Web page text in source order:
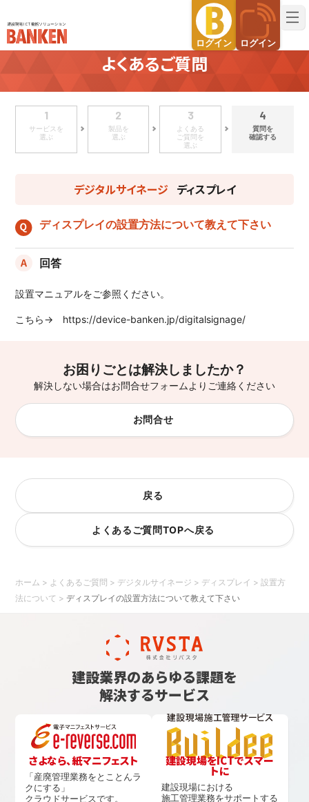
建設現場ICT機器ソリューション BANKEN（バンケン）
ログイン ログイン
よくあるご質問
1
サービスを
選ぶ
2
製品を
選ぶ
3
よくある
ご質問を
選ぶ
4
質問を
確認する
デジタルサイネージ ディスプレイ
ディスプレイの設置方法について教えて下さい
回答
設置マニュアルをご参照ください。
こちら→ https://device-banken.jp/digitalsignage/
お困りごとは解決しましたか？
解決しない場合はお問合せフォームよりご連絡ください
お問合せ
戻る
よくあるご質問TOPへ戻る
ホーム > よくあるご質問 > デジタルサイネージ > ディスプレイ >設置方
法について >ディスプレイの設置方法について教えて下さい
建設業界のあらゆる課題を
解決するサービス
さよなら、紙マニフェスト
「産廃管理業務をとことんラ
クにする」
クラウドサービスです。
建設現場をICTでスマー
トに
建設現場における
施工管理業務をサポートする